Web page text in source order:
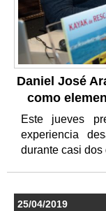
Daniel José
como
Este jueves
experiencia
durante casi dos
25/04/2019